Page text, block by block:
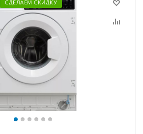
СДЕЛАЕМ СКИДКУ